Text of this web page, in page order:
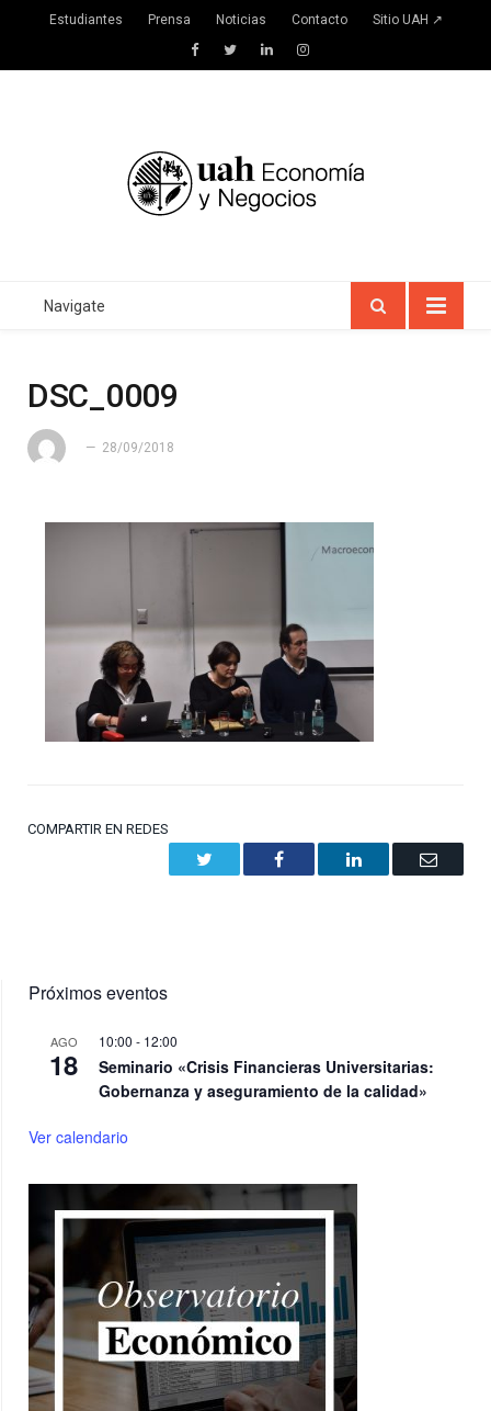
Estudiantes Prensa Noticias Contacto Sitio UAH ↗
FacebookTwitterLinkedInInstagram
Navigate
DSC_0009
28/09/2018
COMPARTIR EN REDES
Facebook LinkedIn Email
Próximos eventos
AGO
18
10:00 - 12:00
Seminario «Crisis Financieras Universitarias:
Gobernanza y aseguramiento de la calidad»
Ver calendario